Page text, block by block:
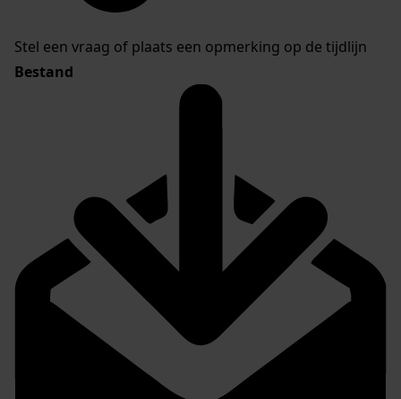
Stel een vraag of plaats een opmerking op de tijdlijn
Bestand